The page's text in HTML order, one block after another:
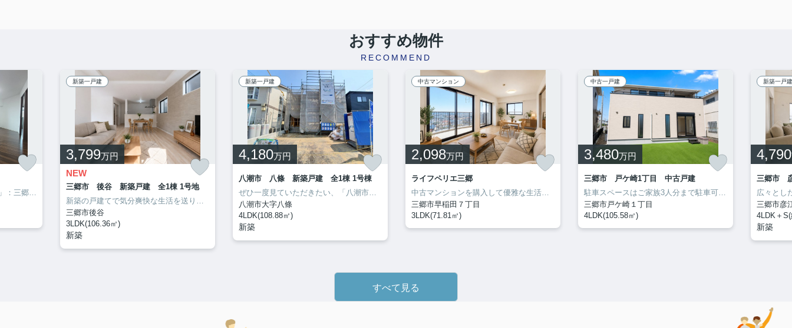
おすすめ物件
RECOMMEND
「ザ・ライオンズ三郷中央A棟」：三郷市エリアの新居にピッタリ。魅力が満載の素敵な3LDK物件の情報をご用意しています。専有面積が77.13平米以上ある物件でゆったりと生活したい方にいかがでしょうか。信頼と実績を誇るクルーハウジングに住まい探しをお任せ下さい。三郷市でお探しなら、こだわりやご要望などご連絡お待ちしております。
新築一戸建
3,799万円
NEW
三郷市 後谷 新築戸建 全1棟 1号地
新築の戸建てで気分爽快な生活を送りましょう。2駅利用できる場所にあるので利便性が高いです。生活に欠かせないスーパーも、毎日通いやすい場所にあります。建物面積106.36㎡でご家族と過ごすのにも問題のない広さです。不動産の購入は、人生の中でも大きなターニングポイントです。後悔の無いよう当社スタッフが全力でサポートするので、お気軽にお問合せ下さい。
三郷市後谷
3LDK(106.36㎡)
新築
新築一戸建
4,180万円
八潮市 八條 新築戸建 全1棟 1号棟
ぜひ一度見ていただきたい、「八潮市 八條 新築戸建 全1棟」です。ファミリー向けのポイント、八潮市立八條小学校が徒歩7分のところにあります。八潮市での住まい探しは、地域に特化したクルーハウジングが役立ちます。お客様に満足していただけるよう、数多くの不動産情報をご用意してお待ちしております。
八潮市大字八條
4LDK(108.88㎡)
新築
中古マンション
2,098万円
ライフペリエ三郷
中古マンションを購入して優雅な生活を送りましょう。71.81平米程の専有面積でスペースも十分。ニーズの高い設備である追焚機能が付いている浴室になります。10階建てのオススメの建物がコチラです。新居をお求めなら、地域に詳しい当社にご依頼下さい。お客様のこだわりやご要望などがあれば、メール又はお電話から当社までお申し付けください。
三郷市早稲田７丁目
3LDK(71.81㎡)
中古一戸建
3,480万円
三郷市 戸ケ崎1丁目 中古戸建
駐車スペースはご家族3人分まで駐車可能です。システムキッチンは必要な物が組み込まれているため、すぐ調理できます。浴室が1坪以上あるので、お風呂にもゆっくり入っていただけます。ゆったりとしたオープン外構のスペースには花や緑が溢れています。不動産の購入は、人生の中でも大きなターニングポイントです。後悔の無いよう当社スタッフが全力でサポートするので、お気軽にお問合せ下さい。
三郷市戸ケ崎１丁目
4LDK(105.58㎡)
新築一戸建
4,790
三郷市彦
4LDK＋
新築
すべて見る